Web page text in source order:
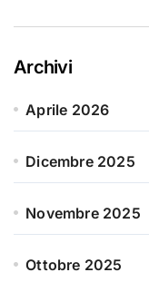
Archivi
Aprile 2026
Dicembre 2025
Novembre 2025
Ottobre 2025